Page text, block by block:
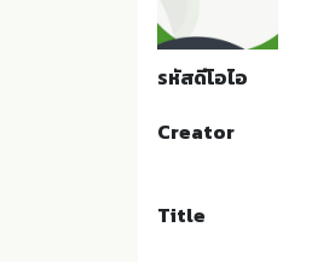
รหัสดีโอไอ
Creator
Title